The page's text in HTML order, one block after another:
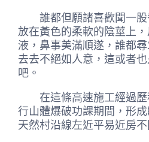
誰都但願諸喜歡聞一股
放在黃色的柔軟的陰莖上
液，鼻事美滿順遂，誰都
去去不絕如人意，這或者
吧。
在這條高速施工經過歷
行山體爆破功課期間，形
天然村沿線左近平易近房不